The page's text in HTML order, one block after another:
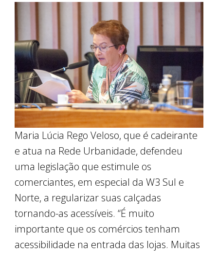
Maria Lúcia Rego Veloso, que é cadeirante
e atua na Rede Urbanidade, defendeu
uma legislação que estimule os
comerciantes, em especial da W3 Sul e
Norte, a regularizar suas calçadas
tornando-as acessíveis. “É muito
importante que os comércios tenham
acessibilidade na entrada das lojas. Muitas